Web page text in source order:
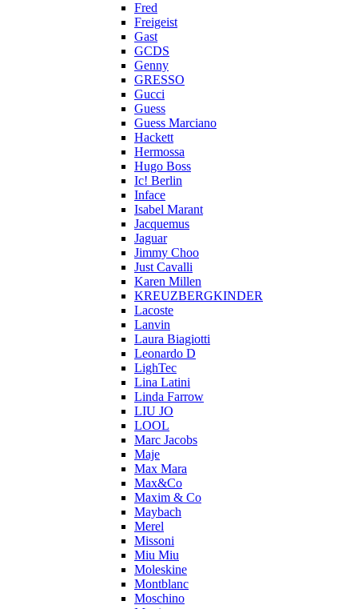
Fred
Freigeist
Gast
GCDS
Genny
GRESSO
Gucci
Guess
Guess Marciano
Hackett
Hermossa
Hugo Boss
Ic! Berlin
Inface
Isabel Marant
Jacquemus
Jaguar
Jimmy Choo
Just Cavalli
Karen Millen
KREUZBERGKINDER
Lacoste
Lanvin
Laura Biagiotti
Leonardo D
LighTec
Lina Latini
Linda Farrow
LIU JO
LOOL
Marc Jacobs
Maje
Max Mara
Max&Co
Maxim & Co
Maybach
Merel
Missoni
Miu Miu
Moleskine
Montblanc
Moschino